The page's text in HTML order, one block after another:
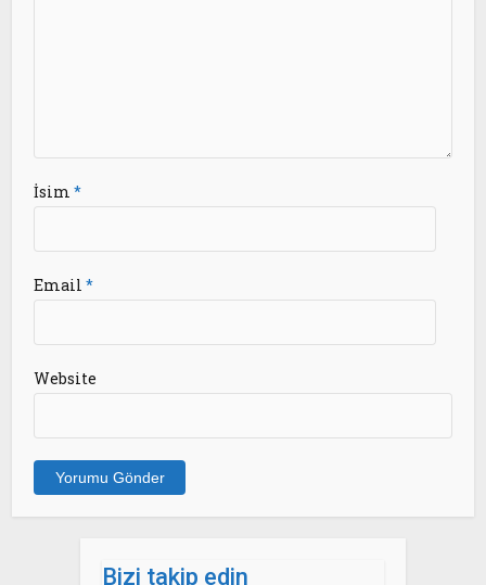
İsim*
Email*
Website
Bizi takip edin